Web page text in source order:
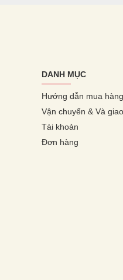
DANH MỤC
Hướng dẫn mua hàng
Vận chuyển & Và
Tài khoản
Đơn hàng